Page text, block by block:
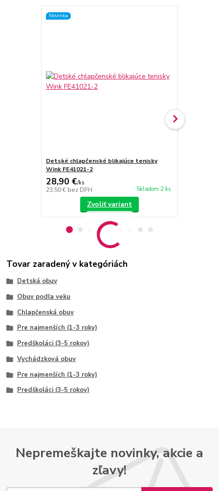
Novinka
Detské chlapčenské blikajúce tenisky
Wink FE41021-2
28,90 €/ks
23,50 € bez DPH Skladom 2 ks
Zvoliť variant
Tovar zaradený v kategóriách
Detská obuv
Obuv podľa veku
Chlapčenská obuv
Pre najmenších (1-3 roky)
Predškoláci (3-5 rokov)
Vychádzková obuv
Pre najmenších (1-3 roky)
Predškoláci (3-5 rokov)
Nepremeškajte novinky, akcie a
zľavy!